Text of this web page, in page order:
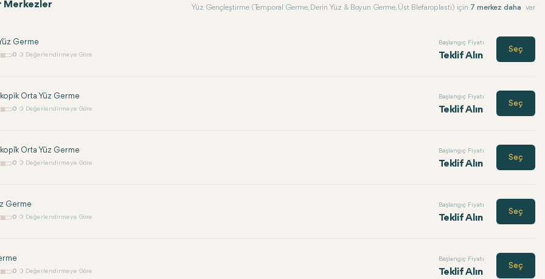
Merkezler Yüz Gençleştirme (Temporal Germe, Derin Yüz & Boyun Germe, Üst Blefaroplasti) için 7 merkez daha var
Germe
0 0 Değerlendirmeye Göre
Başlangıç Fiyatı
Teklif Alın
Seç
Orta Yüz Germe
0 0 Değerlendirmeye Göre
Başlangıç Fiyatı
Teklif Alın
Seç
Orta Yüz Germe
0 0 Değerlendirmeye Göre
Başlangıç Fiyatı
Teklif Alın
Seç
Germe
0 0 Değerlendirmeye Göre
Başlangıç Fiyatı
Teklif Alın
Seç
0 0 Değerlendirmeye Göre
Başlangıç Fiyatı
Teklif Alın
Seç